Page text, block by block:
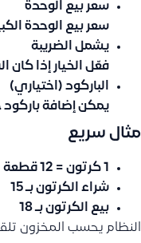
سعر بيع الوحدة
سعر بيع الوحدة
يشمل الضريبة
فعّل الخيار إذا كان
الباركود (اختياري)
يمكن إضافة باركود
مثال سريع
1 كرتون = 12 قطعة
شراء الكرتون بـ 15
بيع الكرتون بـ 18
النظام يحسب المخزون